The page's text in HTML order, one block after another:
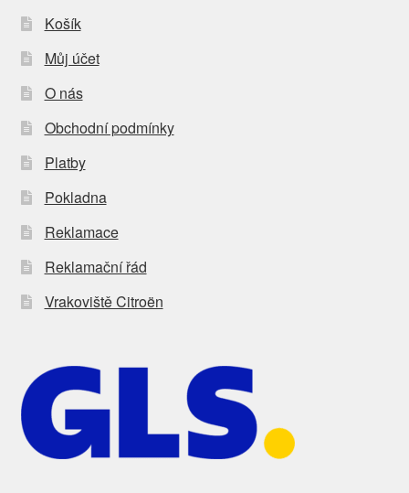
Košík
Můj účet
O nás
Obchodní podmínky
Platby
Pokladna
Reklamace
Reklamační řád
Vrakoviště Citroën